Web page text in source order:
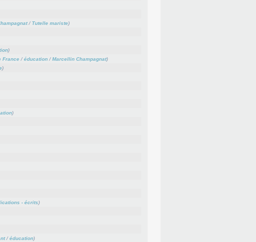
/ Tutelle mariste)
)
France/éducation/Marcellin Champagnat)
)
)
- écrits)
/éducation)